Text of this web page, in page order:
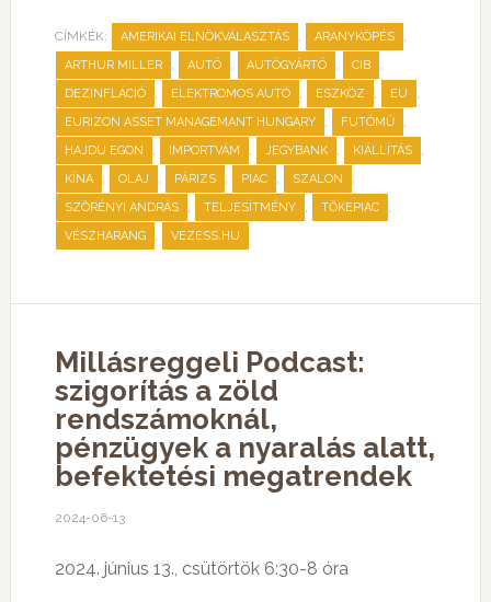
CÍMKÉK: AMERIKAI ELNÖKVÁLASZTÁS , ARANYKÖPÉS ,
ARTHUR MILLER , AUTÓ , AUTÓGYÁRTÓ , CIB ,
DEZINFLÁCIÓ , ELEKTROMOS AUTÓ , ESZKÖZ , EU ,
EURIZON ASSET MANAGEMANT HUNGARY , FUTÓMŰ ,
HAJDU EGON , IMPORTVÁM , JEGYBANK , KIÁLLÍTÁS ,
KÍNA , OLAJ , PÁRIZS , PIAC , SZALON ,
SZÖRÉNYI ANDRÁS , TELJESÍTMÉNY , TŐKEPIAC ,
VÉSZHARANG , VEZESS.HU
Millásreggeli Podcast:
szigorítás a zöld
rendszámoknál,
pénzügyek a nyaralás alatt,
befektetési megatrendek
2024-06-13
2024. június 13., csütörtök 6:30-8 óra